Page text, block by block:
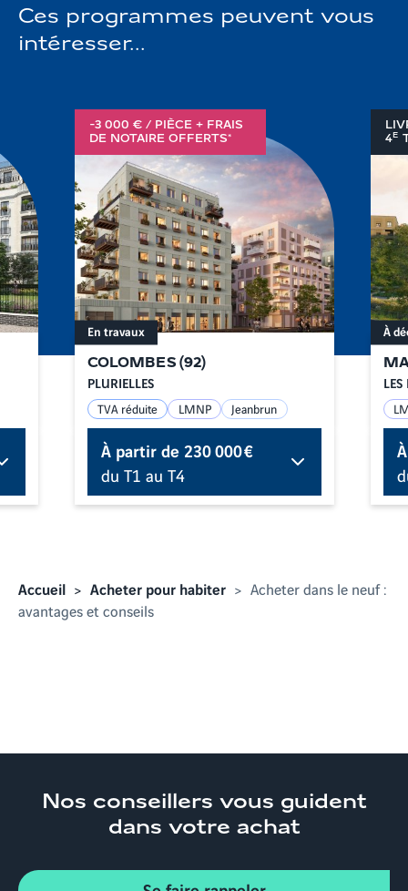
Ces programmes peuvent vous
intéresser...
-3 000 € / PIÈCE + FRAIS
DE NOTAIRE OFFERTS*
COLOMBES(92)
PLURIELLES
En travaux
TVA réduite LMNP Jeanbrun
À partir de230 000 €
du T1 au T4
4E
LES
À
Accueil Acheter pour habiter
Acheter dans le neuf :
avantages et conseils
Nos conseillers vous guident
dans votre achat